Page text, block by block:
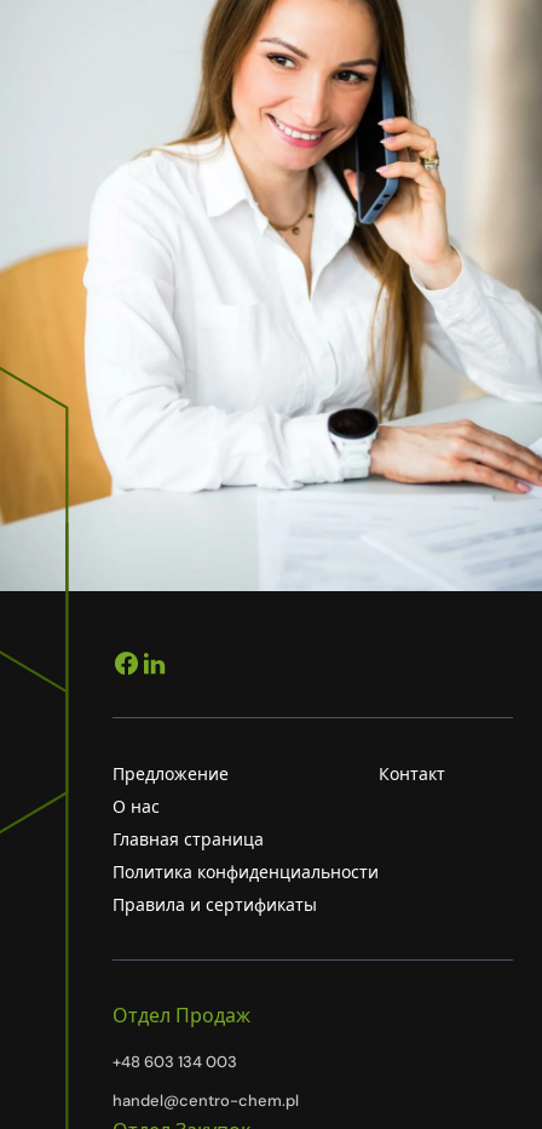
Предложение
О нас
Главная страница
Политика конфиденциальности
Правила и сертификаты
Контакт
Отдел Продаж
+48 603 134 003
handel@centro-chem.pl